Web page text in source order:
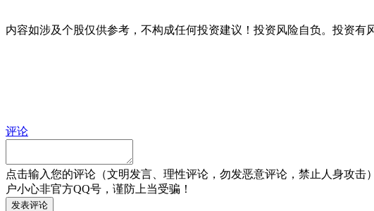
内容如涉及个股仅供参考，不构成任何投资建议！投资风险自负。投资有
评论
点击输入您的评论（文明发言、理性评论，勿发恶意评论，禁止人身攻击）
户小心非官方QQ号，谨防上当受骗！
发表评论